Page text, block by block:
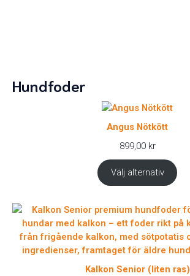
Hundfoder
Angus Nötkött
899,00 kr
Välj alternativ
Kalkon Senior (liten ras)